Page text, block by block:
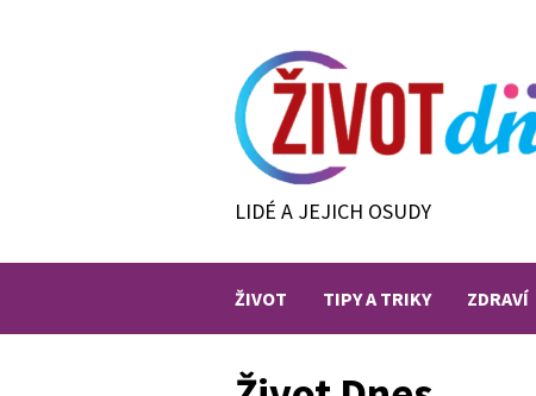
LIDÉ A JEJICH OSUDY
ŽIVOT TIPY A TRIKY ZDRAVÍ